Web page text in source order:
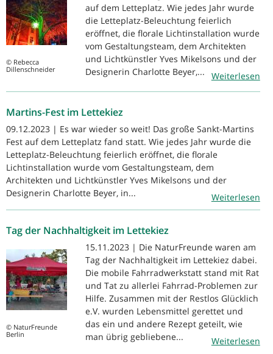
© Rebecca
Dillenschneider
auf dem Letteplatz. Wie jedes Jahr wurde
die Letteplatz-Beleuchtung feierlich
eröffnet, die florale Lichtinstallation wurde
vom Gestaltungsteam, dem Architekten
und Lichtkünstler Yves Mikelsons und der
Designerin Charlotte Beyer,...
Weiterlesen
Martins-Fest im Lettekiez
09.12.2023 | Es war wieder so weit! Das große Sankt-Martins
Fest auf dem Letteplatz fand statt. Wie jedes Jahr wurde die
Letteplatz-Beleuchtung feierlich eröffnet, die florale
Lichtinstallation wurde vom Gestaltungsteam, dem
Architekten und Lichtkünstler Yves Mikelsons und der
Designerin Charlotte Beyer, in...
Weiterlesen
Tag der Nachhaltigkeit im Lettekiez
© NaturFreunde
Berlin
15.11.2023 | Die NaturFreunde waren am
Tag der Nachhaltigkeit im Lettekiez dabei.
Die mobile Fahrradwerkstatt stand mit Rat
und Tat zu allerlei Fahrrad-Problemen zur
Hilfe. Zusammen mit der Restlos Glücklich
e.V. wurden Lebensmittel gerettet und
das ein und andere Rezept geteilt, wie
man übrig gebliebene...
Weiterlesen